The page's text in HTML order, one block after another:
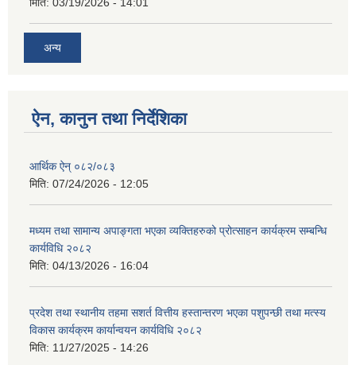
मिति: 03/19/2026 - 14:01
अन्य
ऐन, कानुन तथा निर्देशिका
आर्थिक ऐन् ०८२/०८३
मिति: 07/24/2026 - 12:05
मध्यम तथा सामान्य अपाङ्गता भएका व्यक्तिहरुको प्रोत्साहन कार्यक्रम सम्बन्धि
कार्यविधि २०८२
मिति: 04/13/2026 - 16:04
प्रदेश तथा स्थानीय तहमा सशर्त वित्तीय हस्तान्तरण भएका पशुपन्छी तथा मत्स्य
विकास कार्यक्रम कार्यान्वयन कार्यविधि २०८२
मिति: 11/27/2025 - 14:26